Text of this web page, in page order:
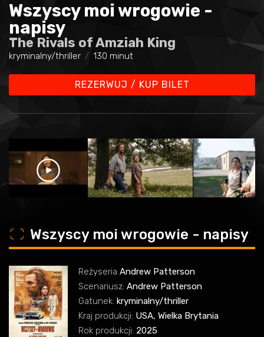
Wszyscy moi wrogowie -
napisy
The Rivals of Amziah King
kryminalny/thriller 130 minut
REZERWUJ / KUP BILET
o Wszyscy moi wrogowie - napisy
Reżyseria Andrew Patterson
Scenariusz: Andrew Patterson
Gatunek: kryminalny/thriller
Kraj produkcji: USA, Wielka Brytania
Rok produkcji: 2025